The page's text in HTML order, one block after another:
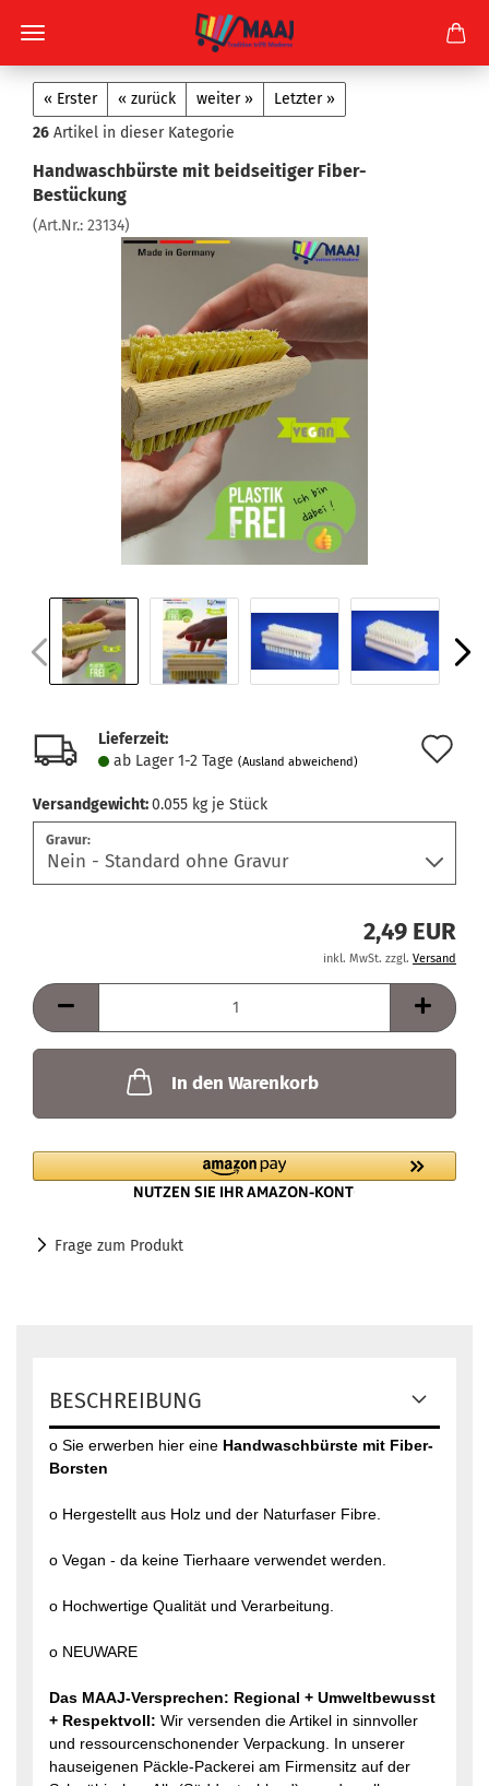
« Erster « zurück weiter »
Letzter »
26 Artikel in dieser Kategorie
Handwaschbürste mit beidseitiger Fiber-
Bestückung
(Art.Nr.: 23134)
Lieferzeit:
ab Lager 1-2 Tage (Ausland abweichend)
Versandgewicht:0.055 kg je Stück
Gravur:
2,49 EUR
inkl. MwSt. zzgl. Versand
In den Warenkorb
Frage zum Produkt
BESCHREIBUNG
o Sie erwerben hier eine Handwaschbürste mit Fiber-
Borsten
o Hergestellt aus Holz und der Naturfaser Fibre.
o Vegan - da keine Tierhaare verwendet werden.
o Hochwertige Qualität und Verarbeitung.
o NEUWARE
Das MAAJ-Versprechen: Regional + Umweltbewusst
+ Respektvoll: Wir versenden die Artikel in sinnvoller
und ressourcenschonender Verpackung. In unserer
hauseigenen Päckle-Packerei am Firmensitz auf der